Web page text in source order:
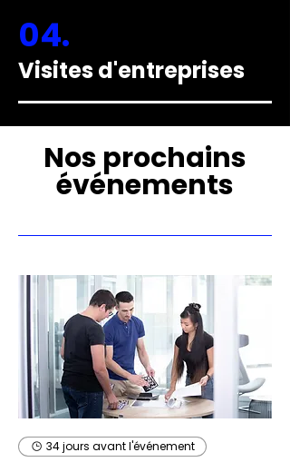
04.
Visites d'entreprises
Nos prochains
événements
34 jours avant l'événement